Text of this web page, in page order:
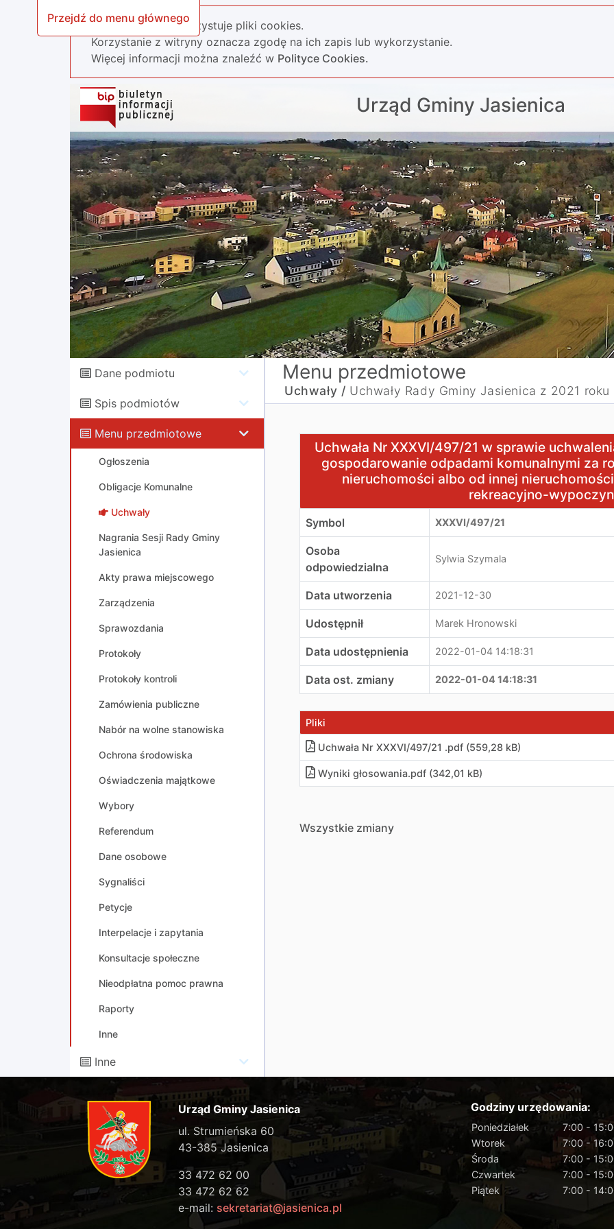
Przejdź do menu głównego
Nasza strona wykorzystuje pliki cookies.
Korzystanie z witryny oznacza zgodę na ich zapis lub wykorzystanie.
Więcej informacji można znaleźć w Polityce Cookies.
Urząd Gminy Jasienica
Dane podmiotu
Spis podmiotów
Menu przedmiotowe
Ogłoszenia
Obligacje Komunalne
Uchwały
Nagrania Sesji Rady Gminy
Jasienica
Akty prawa miejscowego
Zarządzenia
Sprawozdania
Protokoły
Protokoły kontroli
Zamówienia publiczne
Nabór na wolne stanowiska
Ochrona środowiska
Oświadczenia majątkowe
Wybory
Referendum
Dane osobowe
Sygnaliści
Petycje
Interpelacje i zapytania
Konsultacje społeczne
Nieodpłatna pomoc prawna
Raporty
Inne
Inne
Menu przedmiotowe
Uchwały / Uchwały Rady Gminy Jasienica z 2021 roku
Uchwała Nr XXXVI/497/21 w sprawie uchwalenia
Uchwała Nr XXXVI/497/21 w sprawie
gospodarowanie odpadami komunalnymi za
nieruchomości albo od innej
rekreacyjno-
Symbol XXXVI/497/21
Osoba
odpowiedzialna
Sylwia Szymala
Data utworzenia 2021-12-30
Udostępnił Marek Hronowski
Data udostępnienia 2022-01-04 14:18:31
Data ost. zmiany 2022-01-04 14:18:31
Pliki
Uchwała Nr XXXVI/497/21 .pdf (559,28 kB)
Wyniki głosowania.pdf (342,01 kB)
Wszystkie zmiany
Urząd Gminy Jasienica
ul. Strumieńska 60
43-385 Jasienica
33 472 62 00
33 472 62 62
e-mail: sekretariat@jasienica.pl
Godziny urzędowania:
Poniedziałek
7:00 -
Wtorek
7:00 -
Środa
7:00 -
Czwartek
7:00 -
Piątek
7:00 -